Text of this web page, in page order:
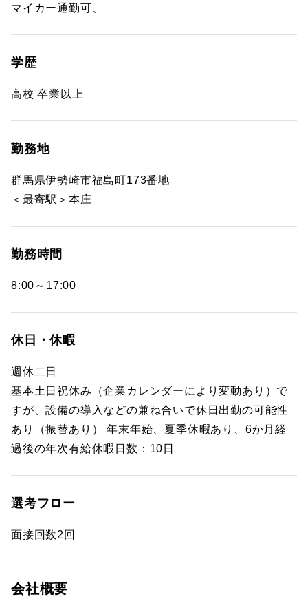
マイカー通勤可、
学歴
高校 卒業以上
勤務地
群馬県伊勢崎市福島町173番地
＜最寄駅＞本庄
勤務時間
8:00～17:00
休日・休暇
週休二日
基本土日祝休み（企業カレンダーにより変動あり）で
すが、設備の導入などの兼ね合いで休日出勤の可能性
あり（振替あり） 年末年始、夏季休暇あり、6か月経
過後の年次有給休暇日数：10日
選考フロー
面接回数2回
会社概要